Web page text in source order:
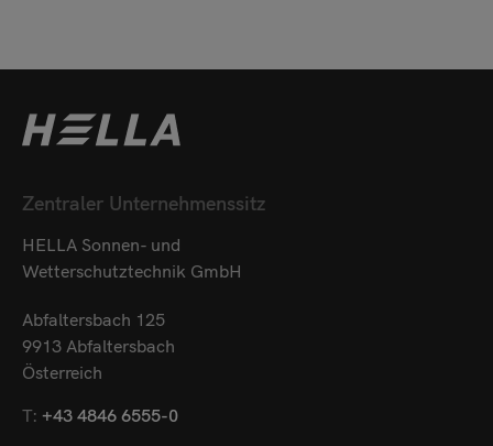
Zentraler Unternehmenssitz
HELLA Sonnen- und
Wetterschutztechnik GmbH
Abfaltersbach 125
9913 Abfaltersbach
Österreich
T: +43 4846 6555-0